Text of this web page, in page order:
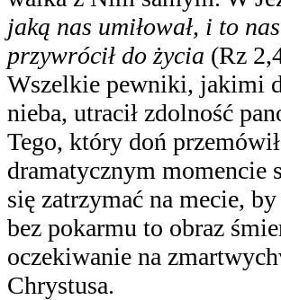
jaką nas umiłował, i to
przywrócił do życia (Rz
Wszelkie pewniki, jakimi
nieba, utracił zdolność
Tego, który doń
dramatycznym momencie
się zatrzymać na mecie,
bez pokarmu to obraz
oczekiwanie na
Chrystusa.